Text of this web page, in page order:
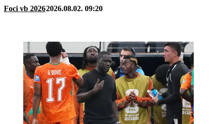
Foci vb 20262026.08.02. 09:20